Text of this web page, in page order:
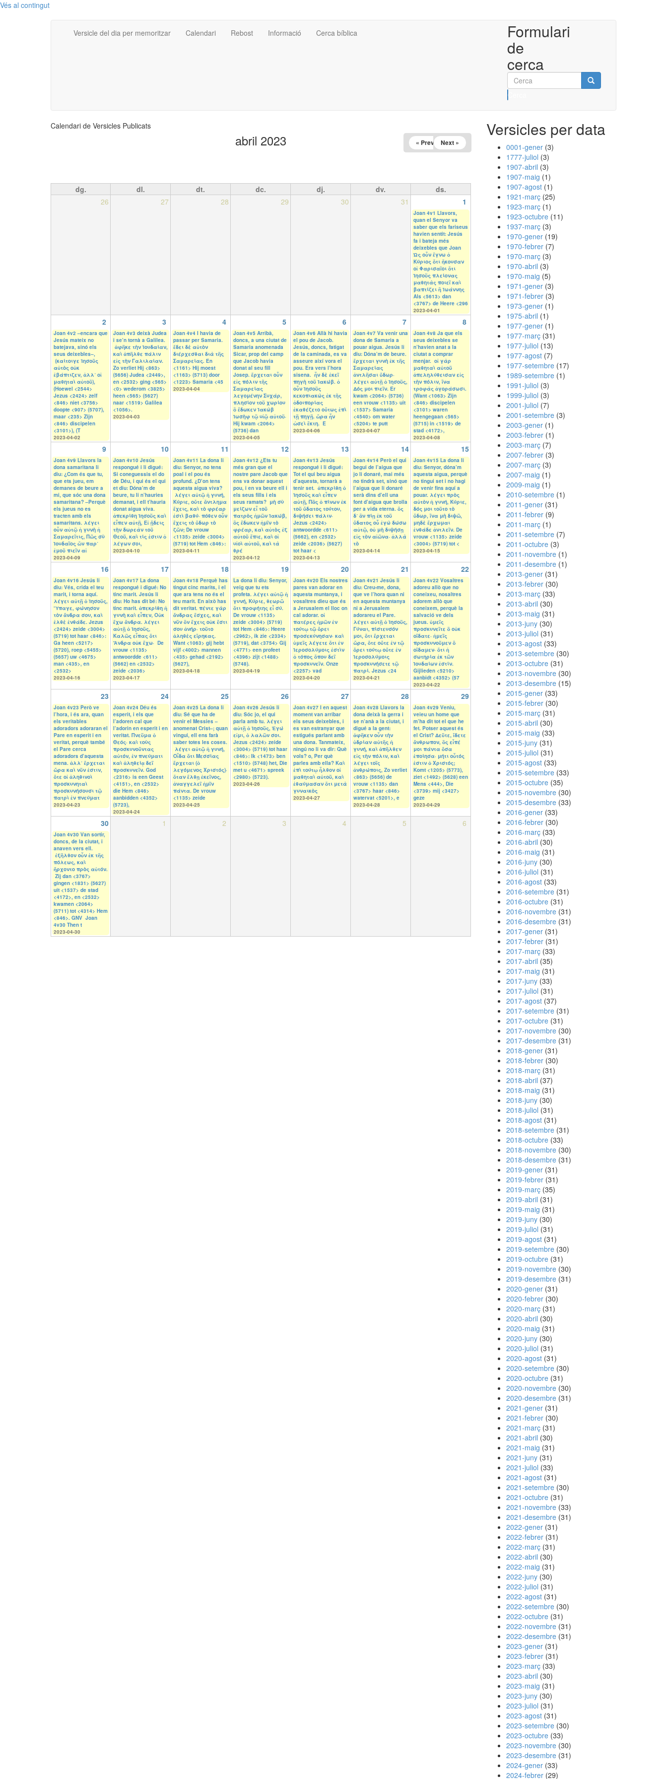
Vés al contingut
Versicle del dia per memoritzar Calendari Rebost Informació Cerca bíblica Formulari
de
cerca
Cerca
Calendari de Versicles Publicats
abril 2023 « Prev Next »
dg. dl. dt. dc. dj. dv.
ds.
26
27 28 29 30 31 1
Joan 4v1 Llavors,
quan el Senyor va
saber que els fariseus
havien sentit: Jesús
fa i bateja més
deixebles que Joan
Ὡς οὖν ἔγνω ὁ
Κύριος ὅτι ἤκουσαν
οἱ Φαρισαῖοι ὅτι
Ἰησοῦς πλείονας
μαθητὰς ποιεῖ καὶ
βαπτίζει ἢ Ἰωάννης
Als <5613> dan
<3767> de Heere <296
2023-04-01
2 3 4 5 6 7 8
Joan 4v2 –encara que
Jesús mateix no
batejava, sinó els
seus deixebles–,
(καίτοιγε Ἰησοῦς
αὐτὸς οὐκ
ἐβάπτιζεν, ἀλλ᾽ οἱ
μαθηταὶ αὐτοῦ),
(Hoewel <2544>
Jezus <2424> zelf
<846> niet <3756>
doopte <907> (5707),
maar <235> Zijn
<846> discipelen
<3101>), (T
2023-04-02
Joan 4v3 deixà Judea
i se’n tornà a Galilea.
ἀφῆκε τὴν Ἰουδαίαν,
καὶ ἀπῆλθε πάλιν
εἰς τὴν Γαλιλαίαν.
Zo verliet Hij <863>
(5656) Judea <2449>,
en <2532> ging <565>
<0> wederom <3825>
heen <565> (5627)
naar <1519> Galilea
<1056>.
2023-04-03
Joan 4v4 I havia de
passar per Samaria.
ἔδει δὲ αὐτὸν
διέρχεσθαι διὰ τῆς
Σαμαρείας. En
<1161> Hij moest
<1163> (5713) door
<1223> Samaria <45
2023-04-04
Joan 4v5 Arribà,
doncs, a una ciutat de
Samaria anomenada
Sicar, prop del camp
que Jacob havia
donat al seu fill
Josep. ἔρχεται οὖν
εἰς πόλιν τῆς
Σαμαρείας
λεγομένην Συχάρ,
πλησίον τοῦ χωρίου
ὃ ἔδωκεν Ἰακὼβ
Ἰωσὴφ τῷ υἱῷ αὐτοῦ·
Hij kwam <2064>
(5736) dan
2023-04-05
Joan 4v6 Allà hi havia
el pou de Jacob.
Jesús, doncs, fatigat
de la caminada, es va
asseure així vora el
pou. Era vers l’hora
sisena. ἦν δὲ ἐκεῖ
πηγὴ τοῦ Ἰακώβ. ὁ
οὖν Ἰησοῦς
κεκοπιακὼς ἐκ τῆς
ὁδοιπορίας
ἐκαθέζετο οὕτως ἐπὶ
τῇ πηγῇ. ὥρα ἦν
ὡσεὶ ἕκτη. E
2023-04-06
Joan 4v7 Va venir una
dona de Samaria a
pouar aigua. Jesús li
diu: Dóna’m de beure.
ἔρχεται γυνὴ ἐκ τῆς
Σαμαρείας
ἀντλῆσαι ὕδωρ·
λέγει αὐτῇ ὁ Ἰησοῦς,
Δός μοι πιεῖν. Er
kwam <2064> (5736)
een vrouw <1135> uit
<1537> Samaria
<4540> om water
<5204> te putt
2023-04-07
Joan 4v8 Ja que els
seus deixebles se
n’havien anat a la
ciutat a comprar
menjar. οἱ γὰρ
μαθηταὶ αὐτοῦ
ἀπεληλύθεισαν εἰς
τὴν πόλιν, ἵνα
τροφὰς ἀγοράσωσι.
(Want <1063> Zijn
<846> discipelen
<3101> waren
heengegaan <565>
(5715) in <1519> de
stad <4172>,
2023-04-08
9 10 11 12 13 14 15
Joan 4v9 Llavors la
dona samaritana li
diu: ¿Com és que tu,
que ets jueu, em
demanes de beure a
mi, que sóc una dona
samaritana? –Perquè
els jueus no es
tracten amb els
samaritans. λέγει
οὖν αὐτῷ ἡ γυνὴ ἡ
Σαμαρεῖτις, Πῶς σὺ
Ἰουδαῖος ὢν παρ᾽
ἐμοῦ πιεῖν αἰ
2023-04-09
Joan 4v10 Jesús
respongué i li digué:
Si coneguessis el do
de Déu, i qui és el qui
et diu: Dóna’m de
beure, tu li n’hauries
demanat, i ell t’hauria
donat aigua viva.
ἀπεκρίθη Ἰησοῦς καὶ
εἶπεν αὐτῇ, Εἰ ᾔδεις
τὴν δωρεὰν τοῦ
Θεοῦ, καὶ τίς ἐστιν ὁ
λέγων σοι,
2023-04-10
Joan 4v11 La dona li
diu: Senyor, no tens
poal i el pou és
profund. ¿D’on tens
aquesta aigua viva?
λέγει αὐτῷ ἡ γυνή,
Κύριε, οὔτε ἄντλημα
ἔχεις, καὶ τὸ φρέαρ
ἐστὶ βαθύ· πόθεν οὖν
ἔχεις τὸ ὕδωρ τὸ
ζῶν; De vrouw
<1135> zeide <3004>
(5719) tot Hem <846>:
2023-04-11
Joan 4v12 ¿Ets tu
més gran que el
nostre pare Jacob que
ens va donar aquest
pou, i en va beure ell i
els seus fills i els
seus ramats? μὴ σὺ
μείζων εἶ τοῦ
πατρὸς ἡμῶν Ἰακώβ,
ὃς ἔδωκεν ἡμῖν τὸ
φρέαρ, καὶ αὐτὸς ἐξ
αὐτοῦ ἔπιε, καὶ οἱ
υἱοὶ αὐτοῦ, καὶ τὰ
θρέ
2023-04-12
Joan 4v13 Jesús
respongué i li digué:
Tot el qui beu aigua
d’aquesta, tornarà a
tenir set. ἀπεκρίθη ὁ
Ἰησοῦς καὶ εἶπεν
αὐτῇ, Πᾶς ὁ πίνων ἐκ
τοῦ ὕδατος τούτου,
διψήσει πάλιν·
Jezus <2424>
antwoordde <611>
(5662), en <2532>
zeide <2036> (5627)
tot haar <
2023-04-13
Joan 4v14 Però el qui
begui de l’aigua que
jo li donaré, mai més
no tindrà set, sinó que
l’aigua que li donaré
serà dins d’ell una
font d’aigua que brolla
per a vida eterna. ὃς
δ᾽ ἂν πίῃ ἐκ τοῦ
ὕδατος οὗ ἐγὼ δώσω
αὐτῷ, οὐ μὴ διψήσῃ
εἰς τὸν αἰῶνα· ἀλλὰ
τὸ
2023-04-14
Joan 4v15 La dona li
diu: Senyor, dóna’m
aquesta aigua, perquè
no tingui set i no hagi
de venir fins aquí a
pouar. λέγει πρὸς
αὐτὸν ἡ γυνή, Κύριε,
δός μοι τοῦτο τὸ
ὕδωρ, ἵνα μὴ διψῶ,
μηδὲ ἔρχωμαι
ἐνθάδε ἀντλεῖν. De
vrouw <1135> zeide
<3004> (5719) tot <
2023-04-15
16 17 18 19 20 21 22
Joan 4v16 Jesús li
diu: Vés, crida el teu
marit, i torna aquí.
λέγει αὐτῇ ὁ Ἰησοῦς,
Ὕπαγε, φώνησον
τὸν ἄνδρα σου, καὶ
ἐλθὲ ἐνθάδε. Jezus
<2424> zeide <3004>
(5719) tot haar <846>:
Ga heen <5217>
(5720), roep <5455>
(5657) uw <4675>
man <435>, en
<2532>
2023-04-16
Joan 4v17 La dona
respongué i digué: No
tinc marit. Jesús li
diu: Ho has dit bé: No
tinc marit. ἀπεκρίθη ἡ
γυνὴ καὶ εἶπεν, Οὐκ
ἔχω ἄνδρα. λέγει
αὐτῇ ὁ Ἰησοῦς,
Καλῶς εἶπας ὅτι
Ἄνδρα οὐκ ἔχω· De
vrouw <1135>
antwoordde <611>
(5662) en <2532>
zeide <2036>
2023-04-17
Joan 4v18 Perquè has
tingut cinc marits, i el
que ara tens no és el
teu marit. En això has
dit veritat. πέντε γὰρ
ἄνδρας ἔσχες, καὶ
νῦν ὃν ἔχεις οὐκ ἔστι
σου ἀνήρ· τοῦτο
ἀληθὲς εἴρηκας.
Want <1063> gij hebt
vijf <4002> mannen
<435> gehad <2192>
(5627),
2023-04-18
La dona li diu: Senyor,
veig que tu ets
profeta. λέγει αὐτῷ ἡ
γυνή, Κύριε, θεωρῶ
ὅτι προφήτης εἶ σύ.
De vrouw <1135>
zeide <3004> (5719)
tot Hem <846>: Heere
<2962>, ik zie <2334>
(5719), dat <3754> Gij
<4771> een profeet
<4396> zijt <1488>
(5748).
2023-04-19
Joan 4v20 Els nostres
pares van adorar en
aquesta muntanya, i
vosaltres dieu que és
a Jerusalem el lloc on
cal adorar. οἱ
πατέρες ἡμῶν ἐν
τούτῳ τῷ ὄρει
προσεκύνησαν· καὶ
ὑμεῖς λέγετε ὅτι ἐν
Ἱεροσολύμοις ἐστὶν
ὁ τόπος ὅπου δεῖ
προσκυνεῖν. Onze
<2257> vad
2023-04-20
Joan 4v21 Jesús li
diu: Creu-me, dona,
que ve l’hora quan ni
en aquesta muntanya
ni a Jerusalem
adorareu el Pare.
λέγει αὐτῇ ὁ Ἰησοῦς,
Γύναι, πίστευσόν
μοι, ὅτι ἔρχεται
ὥρα, ὅτε οὔτε ἐν τῷ
ὄρει τούτῳ οὔτε ἐν
Ἱεροσολύμοις
προσκυνήσετε τῷ
πατρί. Jezus <24
2023-04-21
Joan 4v22 Vosaltres
adoreu allò que no
coneixeu, nosaltres
adorem allò que
coneixem, perquè la
salvació ve dels
jueus. ὑμεῖς
προσκυνεῖτε ὃ οὐκ
οἴδατε· ἡμεῖς
προσκυνοῦμεν ὃ
οἴδαμεν· ὅτι ἡ
σωτηρία ἐκ τῶν
Ἰουδαίων ἐστίν.
Gijlieden <5210>
aanbidt <4352> (57
2023-04-22
23 24 25 26 27 28 29
Joan 4v23 Però ve
l’hora, i és ara, quan
els veritables
adoradors adoraran el
Pare en esperit i en
veritat, perquè també
el Pare cerca
adoradors d’aquesta
mena. ἀλλ᾽ ἔρχεται
ὥρα καὶ νῦν ἐστιν,
ὅτε οἱ ἀληθινοὶ
προσκυνηταὶ
προσκυνήσουσι τῷ
πατρὶ ἐν πνεύματ
2023-04-23
Joan 4v24 Déu és
esperit, i els que
l’adoren cal que
l’adorin en esperit i en
veritat. Πνεῦμα ὁ
Θεός· καὶ τοὺς
προσκυνοῦντας
αὐτόν, ἐν πνεύματι
καὶ ἀληθείᾳ δεῖ
προσκυνεῖν. God
<2316> is een Geest
<4151>, en <2532>
die Hem <846>
aanbidden <4352>
(5723),
2023-04-24
Joan 4v25 La dona li
diu: Sé que ha de
venir el Messies –
anomenat Crist–; quan
vingui, ell ens farà
saber totes les coses.
λέγει αὐτῷ ἡ γυνή,
Οἶδα ὅτι Μεσσίας
ἔρχεται (ὁ
λεγόμενος Χριστός)·
ὅταν ἔλθῃ ἐκεῖνος,
ἀναγγελεῖ ἡμῖν
πάντα. De vrouw
<1135> zeide
2023-04-25
Joan 4v26 Jesús li
diu: Sóc jo, el qui
parla amb tu. λέγει
αὐτῇ ὁ Ἰησοῦς, Ἐγώ
εἰμι, ὁ λαλῶν σοι.
Jezus <2424> zeide
<3004> (5719) tot haar
<846>: Ik <1473> ben
<1510> (5748) het, Die
met u <4671> spreek
<2980> (5723).
2023-04-26
Joan 4v27 I en aquest
moment van arribar
els seus deixebles, i
es van estranyar que
estigués parlant amb
una dona. Tanmateix,
ningú no li va dir: Què
vols? o, Per què
parles amb ella? Καὶ
ἐπὶ τούτῳ ἦλθον οἱ
μαθηταὶ αὐτοῦ, καὶ
ἐθαύμασαν ὅτι μετὰ
γυναικὸς
2023-04-27
Joan 4v28 Llavors la
dona deixà la gerra i
se n’anà a la ciutat, i
digué a la gent:
ἀφῆκεν οὖν τὴν
ὑδρίαν αὐτῆς ἡ
γυνή, καὶ ἀπῆλθεν
εἰς τὴν πόλιν, καὶ
λέγει τοῖς
ἀνθρώποις, Zo verliet
<863> (5656) de
vrouw <1135> dan
<3767> haar <846>
watervat <5201>, e
2023-04-28
Joan 4v29 Veniu,
veieu un home que
m’ha dit tot el que he
fet. Potser aquest és
el Crist? Δεῦτε, ἴδετε
ἄνθρωπον, ὃς εἶπέ
μοι πάντα ὅσα
ἐποίησα· μήτι οὗτός
ἐστιν ὁ Χριστός;
Komt <1205> (5773),
ziet <1492> (5628) een
Mens <444>, Die
<3739> mij <3427>
geze
2023-04-29
30 1 2 3 4 5 6
Joan 4v30 Van sortir,
doncs, de la ciutat, i
anaven vers ell.
ἐξῆλθον οὖν ἐκ τῆς
πόλεως, καὶ
ἤρχοντο πρὸς αὐτόν.
Zij dan <3767>
gingen <1831> (5627)
uit <1537> de stad
<4172>, en <2532>
kwamen <2064>
(5711) tot <4314> Hem
<846>. GNV Joan
4v30 Then t
2023-04-30
Versicles per data
0001-gener(3)
1777-juliol (3)
1907-abril (3)
1907-maig (1)
1907-agost(1)
1921-març(25)
1923-març(1)
1923-octubre(11)
1937-març(3)
1970-gener(19)
1970-febrer(7)
1970-març(3)
1970-abril (3)
1970-maig (5)
1971-gener(3)
1971-febrer(3)
1973-gener(1)
1975-abril (1)
1977-gener(1)
1977-març(31)
1977-juliol (13)
1977-agost(7)
1977-setembre(17)
1989-setembre(1)
1991-juliol (3)
1999-juliol (3)
2001-juliol (7)
2001-setembre(3)
2003-gener(1)
2003-febrer(1)
2003-març(7)
2007-febrer(3)
2007-març(3)
2007-maig (1)
2009-maig (1)
2010-setembre(1)
2011-gener(31)
2011-febrer(9)
2011-març(1)
2011-setembre(7)
2011-octubre(3)
2011-novembre(1)
2011-desembre(1)
2013-gener(31)
2013-febrer(30)
2013-març(33)
2013-abril (30)
2013-maig (31)
2013-juny(30)
2013-juliol (31)
2013-agost(33)
2013-setembre(30)
2013-octubre(31)
2013-novembre(30)
2013-desembre(15)
2015-gener(33)
2015-febrer(30)
2015-març(31)
2015-abril (30)
2015-maig (33)
2015-juny(31)
2015-juliol (31)
2015-agost(33)
2015-setembre(33)
2015-octubre(35)
2015-novembre(30)
2015-desembre(33)
2016-gener(33)
2016-febrer(30)
2016-març(33)
2016-abril (30)
2016-maig (31)
2016-juny(30)
2016-juliol (31)
2016-agost(33)
2016-setembre(31)
2016-octubre(31)
2016-novembre(31)
2016-desembre(31)
2017-gener(31)
2017-febrer(31)
2017-març(33)
2017-abril (35)
2017-maig (31)
2017-juny(33)
2017-juliol (31)
2017-agost(37)
2017-setembre(31)
2017-octubre(31)
2017-novembre(30)
2017-desembre(31)
2018-gener(31)
2018-febrer(30)
2018-març(31)
2018-abril (37)
2018-maig (31)
2018-juny(30)
2018-juliol (31)
2018-agost(31)
2018-setembre(31)
2018-octubre(33)
2018-novembre(30)
2018-desembre(31)
2019-gener(31)
2019-febrer(31)
2019-març(35)
2019-abril (31)
2019-maig (31)
2019-juny(30)
2019-juliol (31)
2019-agost(31)
2019-setembre(30)
2019-octubre(31)
2019-novembre(30)
2019-desembre(31)
2020-gener(31)
2020-febrer(30)
2020-març(31)
2020-abril (30)
2020-maig (31)
2020-juny(30)
2020-juliol (31)
2020-agost(31)
2020-setembre(30)
2020-octubre(31)
2020-novembre(30)
2020-desembre(31)
2021-gener(31)
2021-febrer(30)
2021-març(31)
2021-abril (30)
2021-maig (31)
2021-juny(31)
2021-juliol (33)
2021-agost(31)
2021-setembre(30)
2021-octubre(31)
2021-novembre(33)
2021-desembre(31)
2022-gener(31)
2022-febrer(31)
2022-març(31)
2022-abril (30)
2022-maig (31)
2022-juny(30)
2022-juliol (31)
2022-agost(31)
2022-setembre(30)
2022-octubre(31)
2022-novembre(31)
2022-desembre(31)
2023-gener(31)
2023-febrer(31)
2023-març(33)
2023-abril (30)
2023-maig (31)
2023-juny(30)
2023-juliol (31)
2023-agost(31)
2023-setembre(30)
2023-octubre(33)
2023-novembre(30)
2023-desembre(31)
2024-gener(33)
2024-febrer(29)